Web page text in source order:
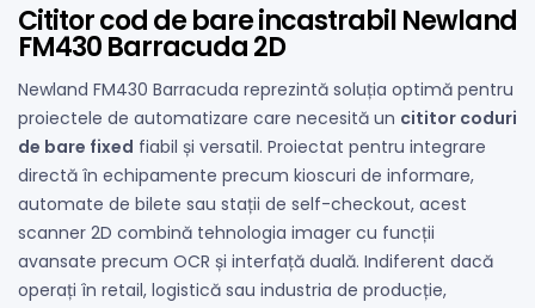
Cititor cod de bare incastrabil Newland
FM430 Barracuda 2D
Newland FM430 Barracuda reprezintă soluția optimă pentru
proiectele de automatizare care necesită un cititor coduri
de bare fixed fiabil și versatil. Proiectat pentru integrare
directă în echipamente precum kioscuri de informare,
automate de bilete sau stații de self-checkout, acest
scanner 2D combină tehnologia imager cu funcții
avansate precum OCR și interfață duală. Indiferent dacă
operați în retail, logistică sau industria de producție,